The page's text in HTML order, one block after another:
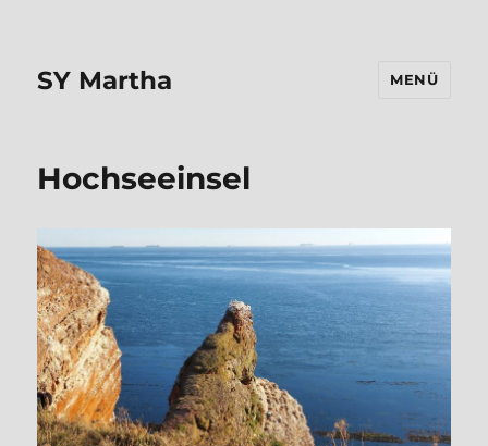
SY Martha MENÜ
Hochseeinsel